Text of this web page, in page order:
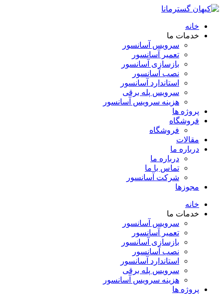
خانه
خدمات ما
سرویس آسانسور
تعمیر آسانسور
بازسازی آسانسور
نصب آسانسور
استاندارد آسانسور
سرویس پله برقی
هزینه سرویس آسانسور
پروژه ها
فروشگاه
فروشگاه
مقالات
درباره ما
درباره ما
تماس با ما
شرکت آسانسور
مجوزها
خانه
خدمات ما
سرویس آسانسور
تعمیر آسانسور
بازسازی آسانسور
نصب آسانسور
استاندارد آسانسور
سرویس پله برقی
هزینه سرویس آسانسور
پروژه ها